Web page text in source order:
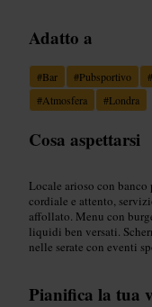
Adatto a
#Bar #Pubsportivo #
#Atmosfera #Londra
Cosa aspettarsi
Locale arioso con
cordiale e attento,
affollato. Menu con
liquidi ben versati.
nelle serate con eventi
Pianifica la tua